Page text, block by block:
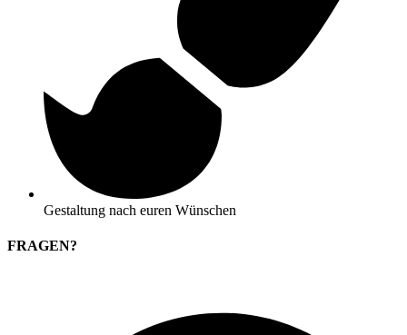
Gestaltung nach euren Wünschen
FRAGEN?